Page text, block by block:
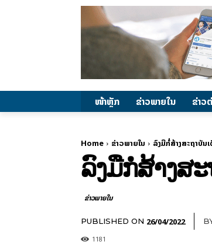
ໜ້າຫຼັກ ຂ່າວພາຍ​ໃນ ຂ່າວ
Home ຂ່າວພາຍ​ໃນ ລົງມືກໍ່ສ້າງສະຖາບັນ
ລົງມືກໍ່ສ້າງສ
ຂ່າວພາຍ​ໃນ
PUBLISHED ON 26/04/2022
1181